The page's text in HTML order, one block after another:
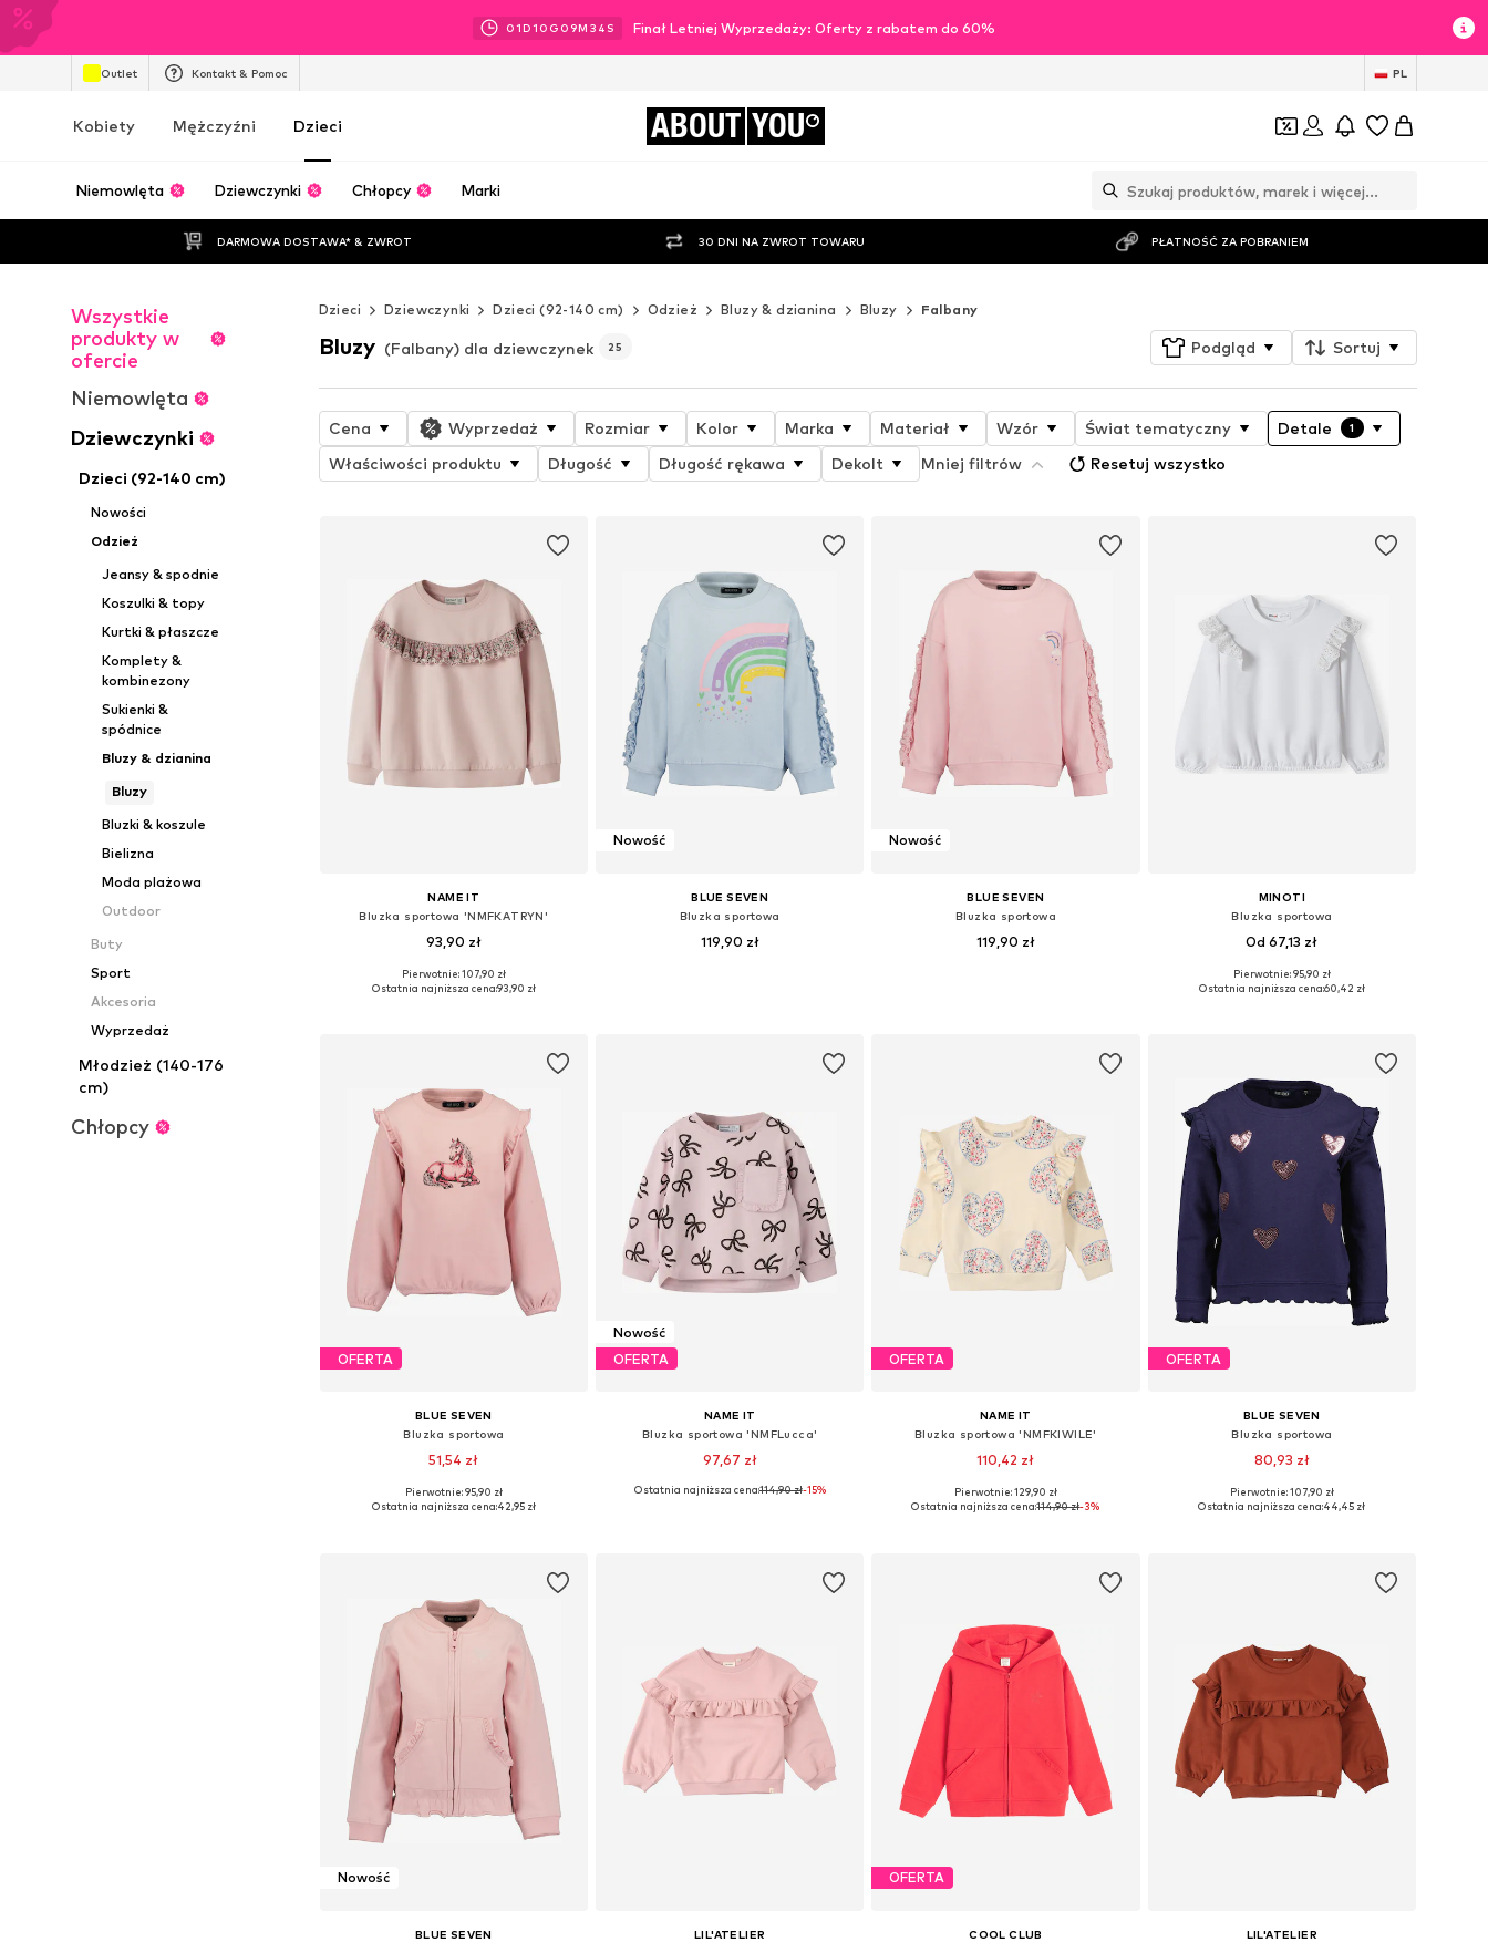
01D10 G 09M 32 S Finał Letniej Wyprzedaży: Oferty z rabatem do 60%
Outlet Kontakt & Pomoc PL
Kobiety Mężczyźni Dzieci ABOUT YOU
Niemowlęta Dziewczynki Chłopcy Marki
DARMOWA DOSTAWA* & ZWROT 30 DNI NA ZWROT TOWARU PŁATNOŚĆ ZA POBRANIEM
Wszystkie
produkty w
ofercie
Niemowlęta
Dziewczynki
Dzieci (92-140 cm)
Nowości
Odzież
Jeansy & spodnie
Koszulki & topy
Kurtki & płaszcze
Komplety &
kombinezony
Sukienki &
spódnice
Bluzy & dzianina
Bluzy
Bluzki & koszule
Bielizna
Moda plażowa
Outdoor
Buty
Sport
Akcesoria
Wyprzedaż
Młodzież (140-176
cm)
Chłopcy
Dzieci Dziewczynki Dzieci (92-140 cm) Odzież Bluzy & dzianina Bluzy Falbany
Bluzy (Falbany) dla dziewczynek 25 Podgląd Sortuj
Cena Wyprzedaż Rozmiar Kolor Marka Materiał Wzór Świat tematyczny Detale 1
Właściwości produktu Długość Długość rękawa Dekolt Mniej filtrów Resetuj wszystko
NAME IT
Bluzka sportowa 'NMFKATRYN'
93,90 zł
Dostępne w różnych rozmiarach
Pierwotnie: 107,90 zł
Ostatnia najniższa cena:93,90 zł
Nowość
BLUE SEVEN
Bluzka sportowa
119,90 zł
Nowość
BLUE SEVEN
Bluzka sportowa
119,90 zł
MINOTI
Bluzka sportowa
Od 67,13 zł
Dostępne w różnych rozmiarach
Pierwotnie: 95,90 zł
Ostatnia najniższa cena:60,42 zł
OFERTA
BLUE SEVEN
Bluzka sportowa
51,54 zł
Dostępne rozmiary: 98, 104, 110, 128
Pierwotnie: 95,90 zł
Ostatnia najniższa cena:42,95 zł
Nowość
OFERTA
NAME IT
Bluzka sportowa 'NMFLucca'
97,67 zł
Dostępne w różnych rozmiarach
Ostatnia najniższa cena:114,90 zł-15%
OFERTA
NAME IT
Bluzka sportowa 'NMFKIWILE'
110,42 zł
Dostępne w różnych rozmiarach
Pierwotnie: 129,90 zł
Ostatnia najniższa cena:114,90 zł-3%
OFERTA
BLUE SEVEN
Bluzka sportowa
80,93 zł
Dostępne rozmiary: 98, 104, 116, 128
Pierwotnie: 107,90 zł
Ostatnia najniższa cena:44,45 zł
Nowość
BLUE SEVEN
LIL'ATELIER
OFERTA
COOL CLUB
LIL'ATELIER